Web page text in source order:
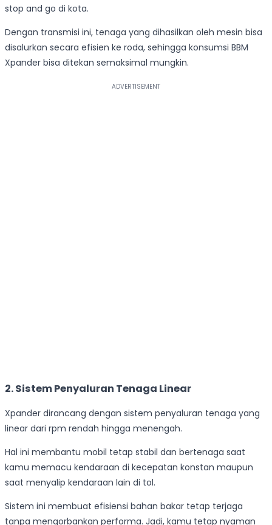
stop and go di kota.
Dengan transmisi ini, tenaga yang dihasilkan oleh mesin bisa
disalurkan secara efisien ke roda, sehingga konsumsi BBM
Xpander bisa ditekan semaksimal mungkin.
2. Sistem Penyaluran Tenaga Linear
Xpander dirancang dengan sistem penyaluran tenaga yang
linear dari rpm rendah hingga menengah.
Hal ini membantu mobil tetap stabil dan bertenaga saat
kamu memacu kendaraan di kecepatan konstan maupun
saat menyalip kendaraan lain di tol.
Sistem ini membuat efisiensi bahan bakar tetap terjaga
tanpa mengorbankan performa. Jadi, kamu tetap nyaman